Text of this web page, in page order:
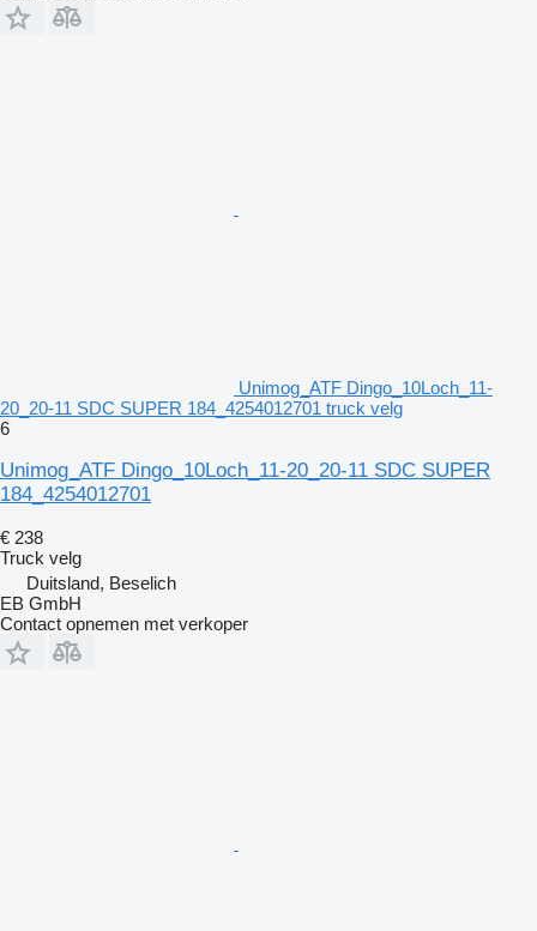
Unimog_ATF Dingo_10Loch_11-
20_20-11 SDC SUPER 184_4254012701 truck velg
6
Unimog_ATF Dingo_10Loch_11-20_20-11 SDC SUPER
184_4254012701
€ 238
Truck velg
Duitsland, Beselich
EB GmbH
Contact opnemen met verkoper